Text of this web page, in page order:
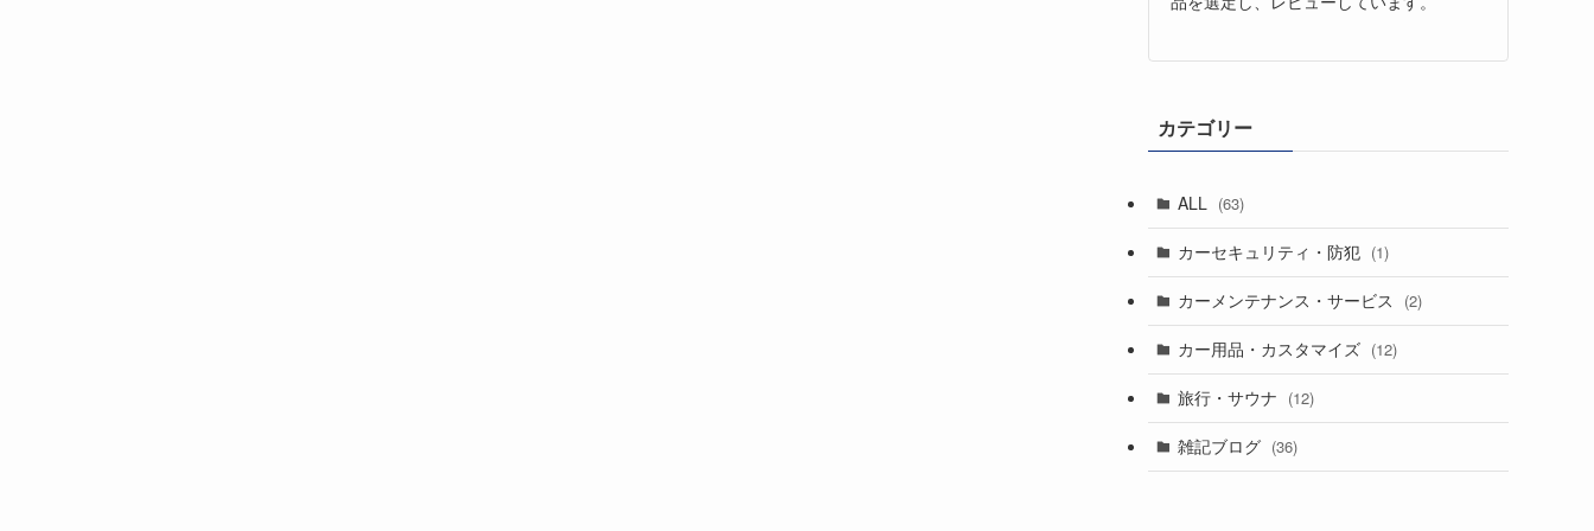
カテゴリー
ALL (63)
カーセキュリティ・防犯 (1)
カーメンテナンス・サービス (2)
カー用品・カスタマイズ (12)
旅行・サウナ (12)
雑記ブログ (36)